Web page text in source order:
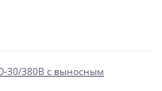
30/380В с выносным